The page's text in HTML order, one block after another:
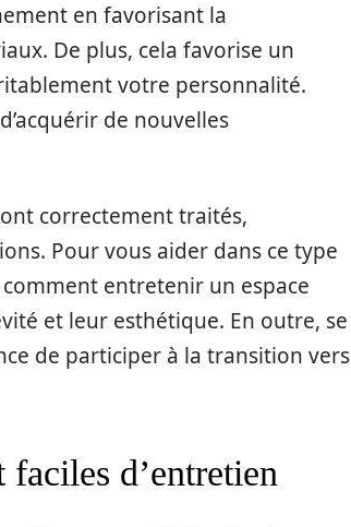
en favorisant la
De plus, cela favorise un
votre personnalité.
de nouvelles
correctement traités,
Pour vous aider dans ce type
entretenir un espace
et leur esthétique. En outre, se
de participer à la transition vers
faciles d’entretien